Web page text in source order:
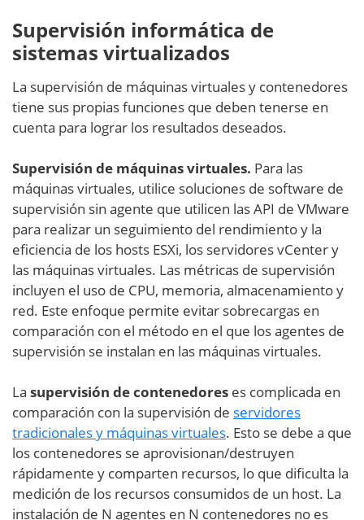
Supervisión informática de
sistemas virtualizados
La supervisión de máquinas virtuales y contenedores
tiene sus propias funciones que deben tenerse en
cuenta para lograr los resultados deseados.
Supervisión de máquinas virtuales. Para las
máquinas virtuales, utilice soluciones de software de
supervisión sin agente que utilicen las API de VMware
para realizar un seguimiento del rendimiento y la
eficiencia de los hosts ESXi, los servidores vCenter y
las máquinas virtuales. Las métricas de supervisión
incluyen el uso de CPU, memoria, almacenamiento y
red. Este enfoque permite evitar sobrecargas en
comparación con el método en el que los agentes de
supervisión se instalan en las máquinas virtuales.
La supervisión de contenedores es complicada en
comparación con la supervisión de servidores
tradicionales y máquinas virtuales. Esto se debe a que
los contenedores se aprovisionan/destruyen
rápidamente y comparten recursos, lo que dificulta la
medición de los recursos consumidos de un host. La
instalación de N agentes en N contenedores no es